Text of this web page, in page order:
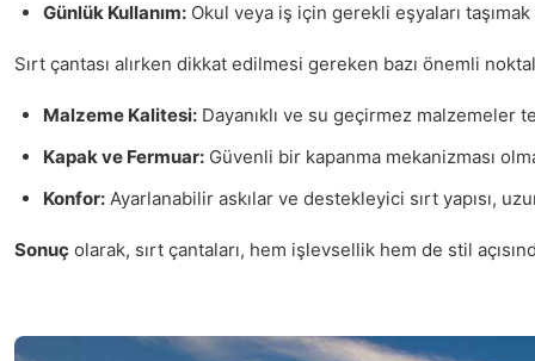
Günlük Kullanım: Okul veya iş için gerekli eşyaları
Sırt çantası alırken dikkat edilmesi gereken bazı önemli
Malzeme Kalitesi: Dayanıklı ve su geçirmez malzemeler
Kapak ve Fermuar: Güvenli bir kapanma mekanizması
Konfor: Ayarlanabilir askılar ve destekleyici sırt yapısı,
Sonuç olarak, sırt çantaları, hem işlevsellik hem de stil